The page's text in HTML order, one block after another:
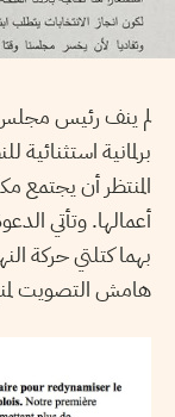
لم ينف رئيس مجلس
برلمانية
المنتظر أن
أعمالها. وتأتي
بهما كتلتي حركة
هامش التصويت